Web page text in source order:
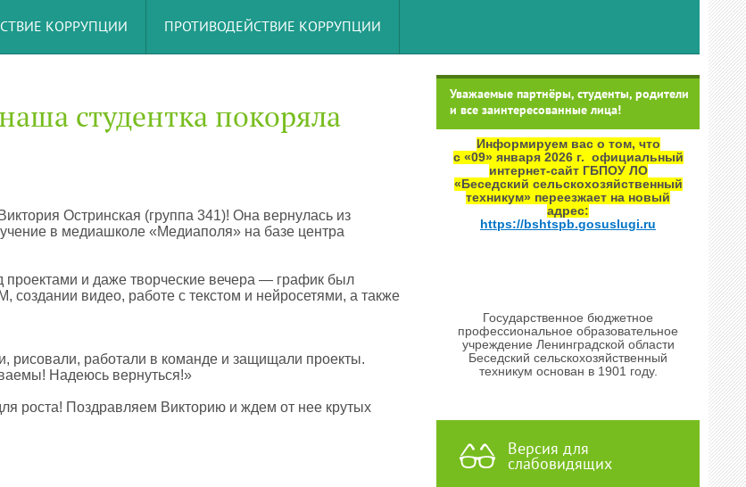
КОРРУПЦИИ ПРОТИВОДЕЙСТВИЕ КОРРУПЦИИ
студентка покоряла
Остринская (группа 341)! Она вернулась из
в медиашколе «Медиаполя» на базе центра
проектами и даже творческие вечера — график был
видео, работе с текстом и нейросетями, а также
рисовали, работали в команде и защищали проекты.
Надеюсь вернуться!»
роста! Поздравляем Викторию и ждем от нее крутых
Уважаемые партнёры, студенты, родители
и все заинтересованные лица!
Информируем вас о том, что
с «09» января 2026 г. официальный
интернет‑сайт ГБПОУ ЛО
«Беседский сельскохозяйственный
техникум» переезжает на новый
адрес:
https://bshtspb.gosuslugi.ru
Государственное бюджетное
профессиональное образовательное
учреждение Ленинградской области
Беседский сельскохозяйственный
техникум основан в 1901 году.
Версия для
слабовидящих